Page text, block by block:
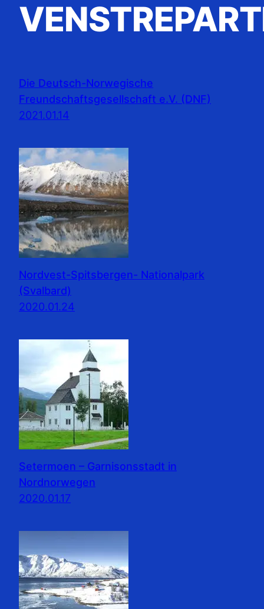
Die Deutsch-Norwegische
Freundschaftsgesellschaft e.V. (DNF)
2021.01.14
Nordvest-Spitsbergen- Nationalpark
(Svalbard)
2020.01.24
Setermoen – Garnisonsstadt in
Nordnorwegen
2020.01.17